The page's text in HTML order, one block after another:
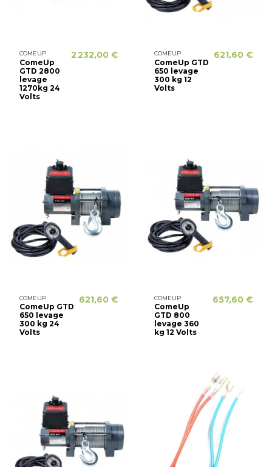
COMEUP
ComeUp
GTD 2800
levage
1270kg 24
Volts
2 232,00 € COMEUP
ComeUp GTD
650 levage
300 kg 12
Volts
621,60 €
COMEUP
ComeUp GTD
650 levage
300 kg 24
Volts
621,60 € COMEUP
ComeUp
GTD 800
levage 360
kg 12 Volts
657,60 €